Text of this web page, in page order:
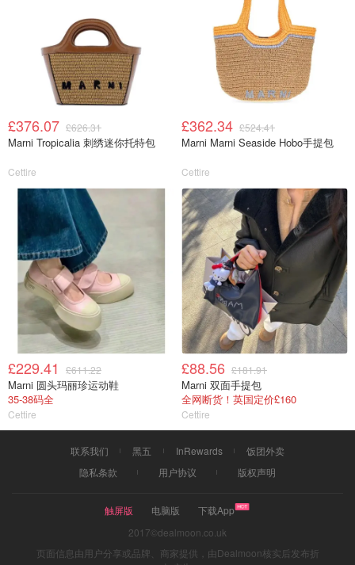
£376.07 £626.31
Marni Tropicalia 刺绣迷你托特包
Cettire
£362.34 £524.41
Marni Marni Seaside Hobo手提包
Cettire
£229.41 £611.22
Marni 圆头玛丽珍运动鞋
35-38码全
Cettire
£88.56 £181.91
Marni 双面手提包
全网断货！英国定价£160
Cettire
联系我们 黑五 InRewards
饭团外卖
隐私条款
用户协议 版权声明
触屏版 电脑版
下载App
2017©dealmoon.co.uk
页面信息由用户分享或品牌、商家提供，由Dealmoon核实后发布折